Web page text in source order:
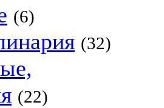
(6)
(32)
(22)